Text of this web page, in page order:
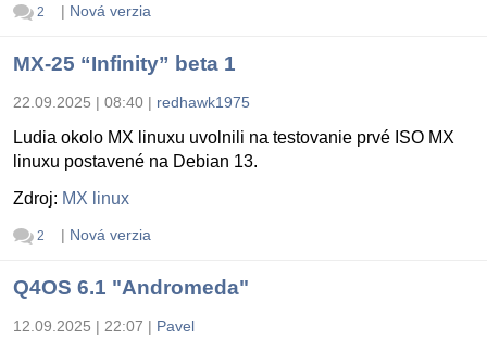
2 | Nová verzia
MX-25 “Infinity” beta 1
22.09.2025 | 08:40 | redhawk1975
Ludia okolo MX linuxu uvolnili na testovanie prvé ISO MX
linuxu postavené na Debian 13.
Zdroj: MX linux
2 | Nová verzia
Q4OS 6.1 "Andromeda"
12.09.2025 | 22:07 | Pavel